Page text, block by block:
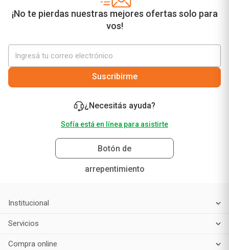
¡No te pierdas nuestras mejores ofertas solo para
vos!
Suscribirme
¿Necesitás ayuda?
Sofía está en línea para asistirte
Botón de
arrepentimiento
Institucional
Servicios
Compra online
. get the look
9
10. nyx